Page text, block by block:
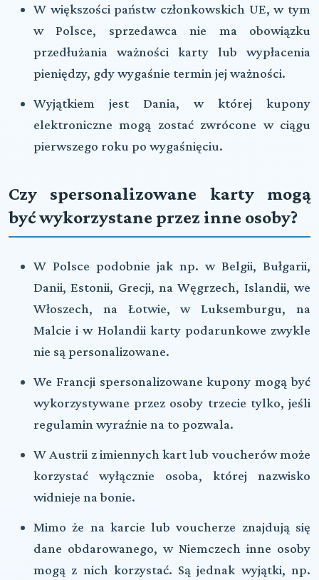
W większości państw członkowskich UE, w tym
w Polsce, sprzedawca nie ma obowiązku
przedłużania ważności karty lub wypłacenia
pieniędzy, gdy wygaśnie termin jej ważności.
Wyjątkiem jest Dania, w której kupony
elektroniczne mogą zostać zwrócone w ciągu
pierwszego roku po wygaśnięciu.
Czy spersonalizowane karty mogą
być wykorzystane przez inne osoby?
W Polsce podobnie jak np. w Belgii, Bułgarii,
Danii, Estonii, Grecji, na Węgrzech, Islandii, we
Włoszech, na Łotwie, w Luksemburgu, na
Malcie i w Holandii karty podarunkowe zwykle
nie są personalizowane.
We Francji spersonalizowane kupony mogą być
wykorzystywane przez osoby trzecie tylko, jeśli
regulamin wyraźnie na to pozwala.
W Austrii z imiennych kart lub voucherów może
korzystać wyłącznie osoba, której nazwisko
widnieje na bonie.
Mimo że na karcie lub voucherze znajdują się
dane obdarowanego, w Niemczech inne osoby
mogą z nich korzystać. Są jednak wyjątki, np.